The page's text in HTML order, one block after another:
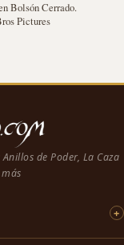
Bolsón Cerrado.
Pictures
de Poder, La Caza